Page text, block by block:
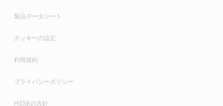
製品データシート
クッキーの設定
利用規約
プライバシーポリシー
HSSEの方針